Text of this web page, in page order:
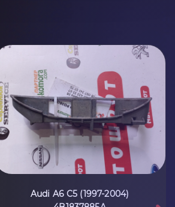
Audi A6 C5 (1997-2004)